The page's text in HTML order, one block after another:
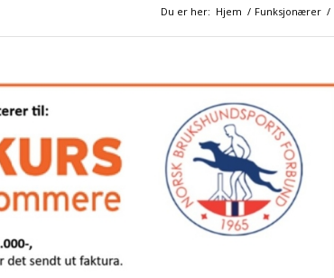
Du er her: Hjem / Funksjonærer /